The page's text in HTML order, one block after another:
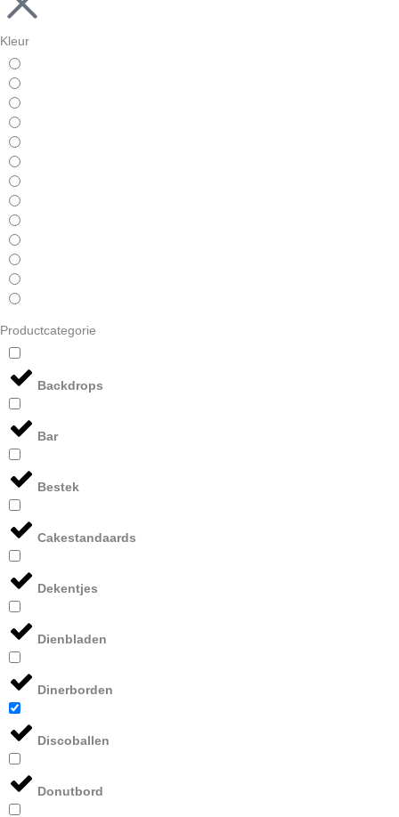
Kleur
Productcategorie
Backdrops
Bar
Bestek
Cakestandaards
Dekentjes
Dienbladen
Dinerborden
Discoballen
Donutbord